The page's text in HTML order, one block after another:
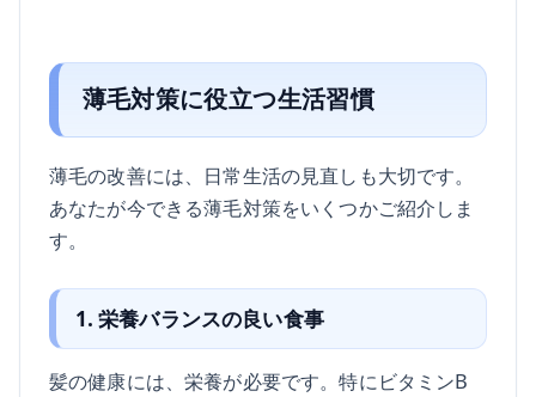
薄毛対策に役立つ生活習慣
薄毛の改善には、日常生活の見直しも大切です。
あなたが今できる薄毛対策をいくつかご紹介しま
す。
1. 栄養バランスの良い食事
髪の健康には、栄養が必要です。特にビタミンB